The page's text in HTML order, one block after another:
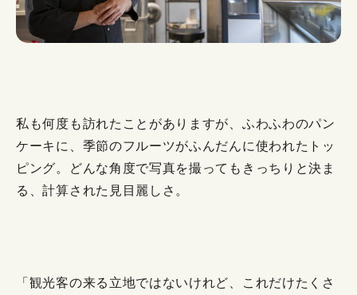
私も何度も訪れたことがありますが、ふわふわのパン
ケーキに、季節のフルーツがふんだんに使われたトッ
ピング。どんな角度で写真を撮ってもきっちりと決ま
る、計算された見目麗しさ。
「観光客の来る立地ではないけれど、これだけたくさ